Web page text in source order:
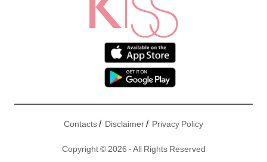
Contacts/ Disclaimer/ Privacy Policy
Copyright © 2026 - All Rights Reserved